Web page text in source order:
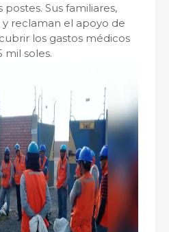
Sus familiares,
reclaman el apoyo de
los gastos médicos
mil soles.